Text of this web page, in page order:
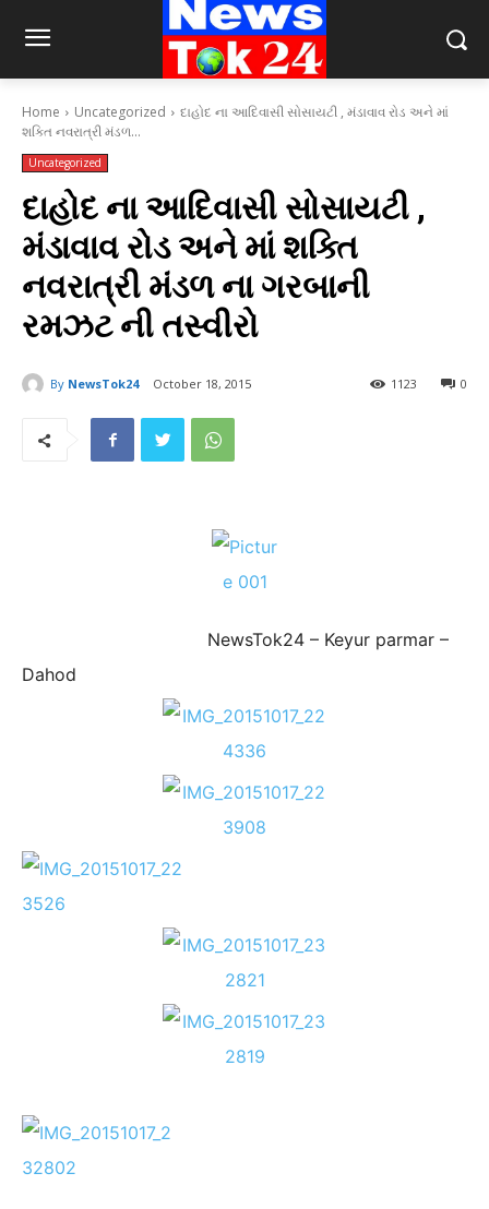
Home Uncategorized
દાહોદ ના આદિવાસી સોસાયટી , મંડાવાવ રોડ અને માં
શક્તિ નવરાત્રી મંડળ...
Uncategorized
દાહોદ ના આદિવાસી સોસાયટી ,
મંડાવાવ રોડ અને માં શક્તિ
નવરાત્રી મંડળ ના ગરબાની
રમઝટ ની તસ્વીરો
By NewsTok24 October 18, 2015 0
1123
NewsTok24 – Keyur parmar –
Dahod